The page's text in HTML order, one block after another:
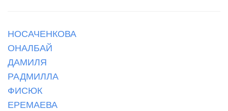
НОСАЧЕНКОВА
ОНАЛБАЙ
ДАМИЛЯ
РАДМИЛЛА
ФИСЮК
ЕРЕМАЕВА